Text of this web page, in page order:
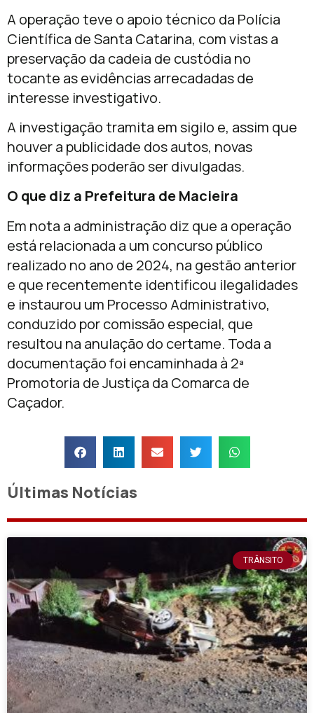
A operação teve o apoio técnico da Polícia
Científica de Santa Catarina, com vistas a
preservação da cadeia de custódia no
tocante as evidências arrecadadas de
interesse investigativo.
A investigação tramita em sigilo e, assim que
houver a publicidade dos autos, novas
informações poderão ser divulgadas.
O que diz a Prefeitura de Macieira
Em nota a administração diz que a operação
está relacionada a um concurso público
realizado no ano de 2024, na gestão anterior
e que recentemente identificou ilegalidades
e instaurou um Processo Administrativo,
conduzido por comissão especial, que
resultou na anulação do certame. Toda a
documentação foi encaminhada à 2ª
Promotoria de Justiça da Comarca de
Caçador.
Últimas Notícias
TRÂNSITO